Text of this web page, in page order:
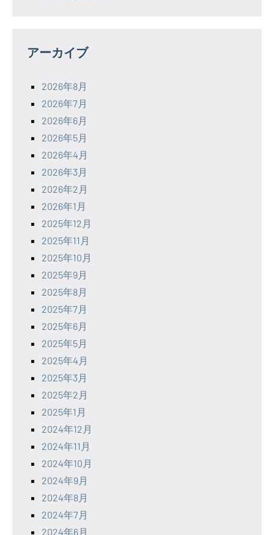
アーカイブ
2026年8月
2026年7月
2026年6月
2026年5月
2026年4月
2026年3月
2026年2月
2026年1月
2025年12月
2025年11月
2025年10月
2025年9月
2025年8月
2025年7月
2025年6月
2025年5月
2025年4月
2025年3月
2025年2月
2025年1月
2024年12月
2024年11月
2024年10月
2024年9月
2024年8月
2024年7月
2024年6月